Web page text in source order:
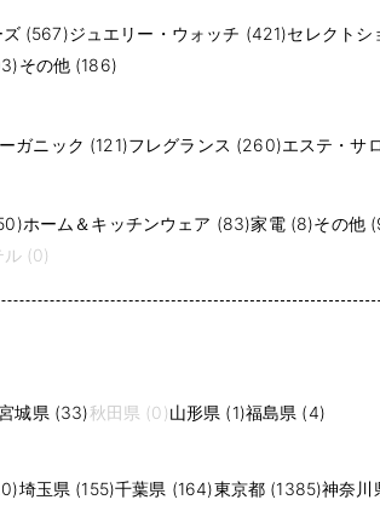
ズ (567)ジュエリー・ウォッチ (421)セレクトシ
その他 (186)
ガニック (121)フレグランス (260)エステ・サ
ホーム＆キッチンウェア (83)家電 (8)その他
ル (0)
城県 (33)秋田県 (0)山形県 (1)福島県 (4)
埼玉県 (155)千葉県 (164)東京都 (1385)神奈川